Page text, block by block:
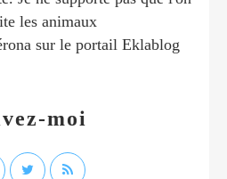
moi
les animaux
sur le portail Eklablog